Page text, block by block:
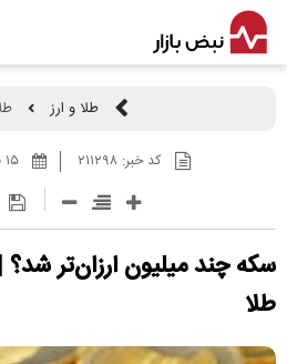
طلا و ارز
کد خبر:۲۱۱۲۹۸ ۱۵ فروردين ۱۴۰۴ - ۱۰:۲۵
سکه چند میلیون ارزان‌تر شد؟
طلا